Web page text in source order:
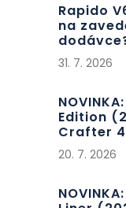
Rapido
na
31. 7. 2026
Edition
Crafter
20. 7. 2026